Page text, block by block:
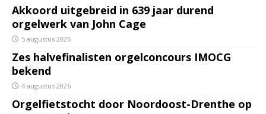
Akkoord uitgebreid in 639 jaar durend
orgelwerk van John Cage
5 augustus 2026
Zes halvefinalisten orgelconcours IMOCG
bekend
4 augustus 2026
Orgelfietstocht door Noordoost-Drenthe op